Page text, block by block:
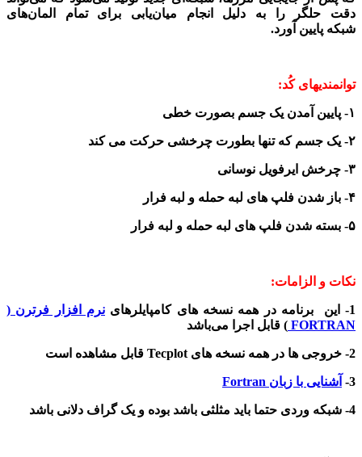
دقت حلگر را به دلیل انجام میان‌یابی برای تمام المان‌های
شبکه پایین آورد.
توانمندیهای کُد:
۱- پایین آمدن یک جسم بصورت خطی
۲- یک جسم که تنها بطورت چرخشی حرکت می کند
۳- چرخش ایرفویل نوسانی
۴- باز شدن فلپ های لبه حمله و لبه فرار
۵- بسته شدن فلپ های لبه حمله و لبه فرار
نکات و الزامات:
1- این برنامه در همه نسخه های کامپایلرهای
نرم افزار فرترن (
FORTRAN ) قابل اجرا می‌باشد
2- خروجی ها در همه نسخه های Tecplot قابل مشاهده است
3- آشنایی با زبان Fortran
4- شبکه وردی حتما باید مثلثی باشد بوده و یک گراف دلانی باشد